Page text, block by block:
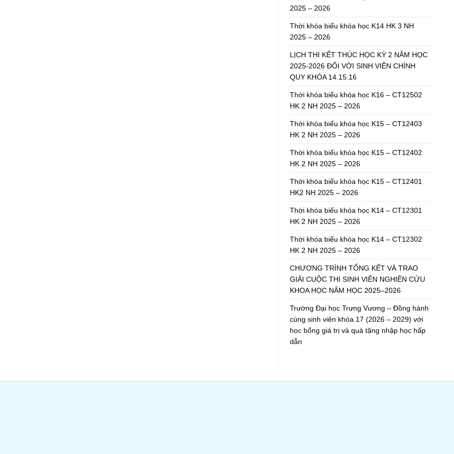
2025 – 2026
Thời khóa biểu khóa học K14 HK 3 NH
2025 – 2026
LỊCH THI KẾT THÚC HỌC KỲ 2 NĂM HỌC
2025-2026 ĐỐI VỚI SINH VIÊN CHÍNH
QUY KHÓA 14.15.16
Thời khóa biểu khóa học K16 – CT12502
HK 2 NH 2025 – 2026
Thời khóa biểu khóa học K15 – CT12403
HK 2 NH 2025 – 2026
Thời khóa biểu khóa học K15 – CT12402
HK 2 NH 2025 – 2026
Thời khóa biểu khóa học K15 – CT12401
HK2 NH 2025 – 2026
Thời khóa biểu khóa học K14 – CT12301
HK 2 NH 2025 – 2026
Thời khóa biểu khóa học K14 – CT12302
HK 2 NH 2025 – 2026
CHƯƠNG TRÌNH TỔNG KẾT VÀ TRAO
GIẢI CUỘC THI SINH VIÊN NGHIÊN CỨU
KHOA HỌC NĂM HỌC 2025–2026
Trường Đại học Trưng Vương – Đồng hành
cùng sinh viên khóa 17 (2026 – 2029) với
học bổng giá trị và quà tặng nhập học hấp
dẫn